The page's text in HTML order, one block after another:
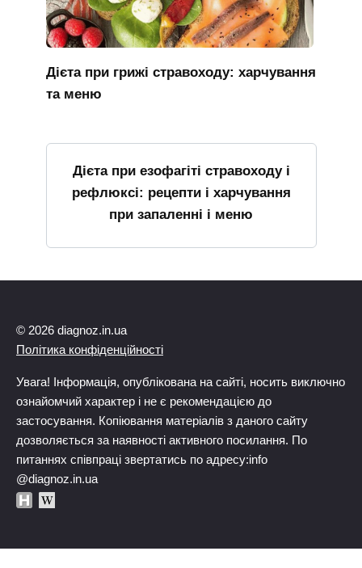
Дієта при грижі стравоходу: харчування
та меню
Дієта при езофагіті стравоходу і
рефлюксі: рецепти і харчування
при запаленні і меню
© 2026 diagnoz.in.ua
Політика конфіденційності
Увага! Інформація, опублікована на сайті, носить виключно
ознайомчий характер і не є рекомендацією до
застосування. Копіювання матеріалів з даного сайту
дозволяється за наявності активного посилання. По
питаннях співпраці звертатись по адресу:info
@diagnoz.in.ua